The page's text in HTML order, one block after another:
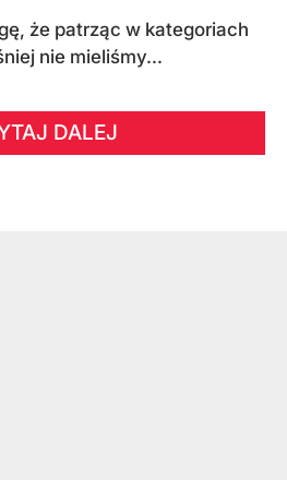
że patrząc w kategoriach
nie mieliśmy...
DALEJ